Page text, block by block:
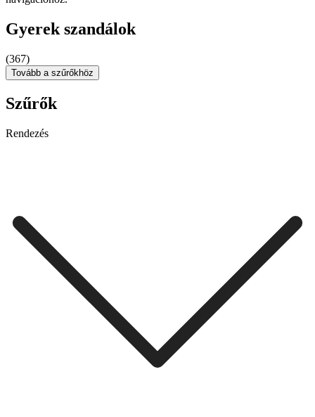
Gyerek szandálok
(367)
Tovább a szűrőkhöz
Szűrők
Rendezés